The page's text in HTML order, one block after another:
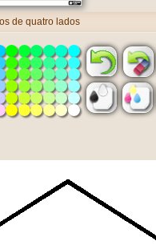
de quatro lados